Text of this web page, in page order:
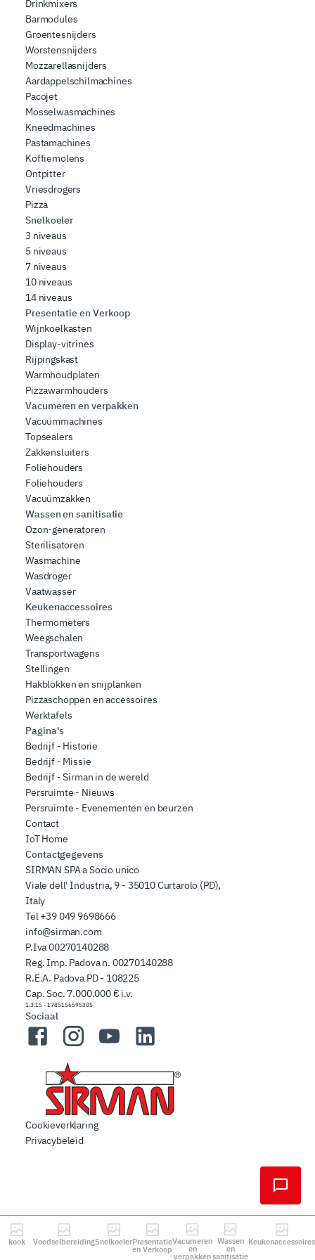
Drinkmixers
Barmodules
Groentesnijders
Worstensnijders
Mozzarellasnijders
Aardappelschilmachines
Pacojet
Mosselwasmachines
Kneedmachines
Pastamachines
Koffiemolens
Ontpitter
Vriesdrogers
Pizza
Snelkoeler
3 niveaus
5 niveaus
7 niveaus
10 niveaus
14 niveaus
Presentatie en Verkoop
Wijnkoelkasten
Display-vitrines
Rijpingskast
Warmhoudplaten
Pizzawarmhouders
Vacumeren en verpakken
Vacuümmachines
Topsealers
Zakkensluiters
Foliehouders
Foliehouders
Vacuümzakken
Wassen en sanitisatie
Ozon-generatoren
Sterilisatoren
Wasmachine
Wasdroger
Vaatwasser
Keukenaccessoires
Thermometers
Weegschalen
Transportwagens
Stellingen
Hakblokken en snijplanken
Pizzaschoppen en accessoires
Werktafels
Pagina's
Bedrijf - Historie
Bedrijf - Missie
Bedrijf - Sirman in de wereld
Persruimte - Nieuws
Persruimte - Evenementen en beurzen
Contact
IoT Home
Contactgegevens
SIRMAN SPA a Socio unico
Viale dell' Industria, 9 - 35010 Curtarolo (PD),
Italy
Tel+39 049 9698666
info@sirman.com
P.Iva 00270140288
Reg. Imp. Padova n. 00270140288
R.E.A. Padova PD - 108225
Cap. Soc. 7.000.000 € i.v.
1.3.15 - 1785156595305
Sociaal
FacebookInstagramYouTubeLinkedIn
Cookieverklaring
Privacybeleid
kook VoedselbereidingSnelkoelerPresentatie
en Verkoop
Vacumeren
en
verpakken
Wassen
en
sanitisatie
Keukenaccessoires